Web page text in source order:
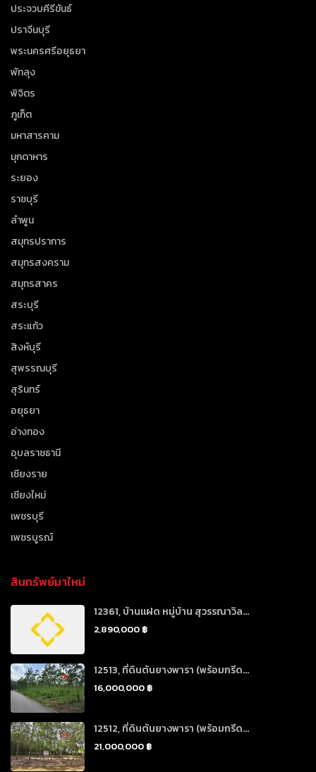
ประจวบคีรีขันธ์
ปราจีนบุรี
พระนครศรีอยุธยา
พัทลุง
พิจิตร
ภูเก็ต
มหาสารคาม
มุกดาหาร
ระยอง
ราชบุรี
ลำพูน
สมุทรปราการ
สมุทรสงคราม
สมุทรสาคร
สระบุรี
สระแก้ว
สิงห์บุรี
สุพรรณบุรี
สุรินทร์
อยุธยา
อ่างทอง
อุบลราชธานี
เชียงราย
เชียงใหม่
เพชรบุรี
เพชรบูรณ์
สินทรัพย์มาใหม่
12361, บ้านแฝด หมู่บ้าน สุวรรณาวิล...
2,890,000 ฿
12513, ที่ดินต้นยางพารา (พร้อมกรีด...
16,000,000 ฿
12512, ที่ดินต้นยางพารา (พร้อมกรีด...
21,000,000 ฿